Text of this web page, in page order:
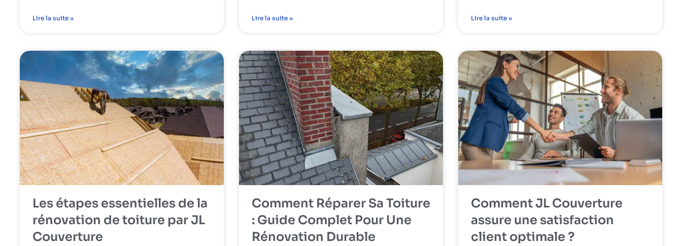
Lire la suite » Lire la suite » Lire la suite »
Les étapes essentielles de la
rénovation de toiture par JL
Couverture
Comment Réparer Sa Toiture
: Guide Complet Pour Une
Rénovation Durable
Comment JL Couverture
assure une satisfaction
client optimale ?